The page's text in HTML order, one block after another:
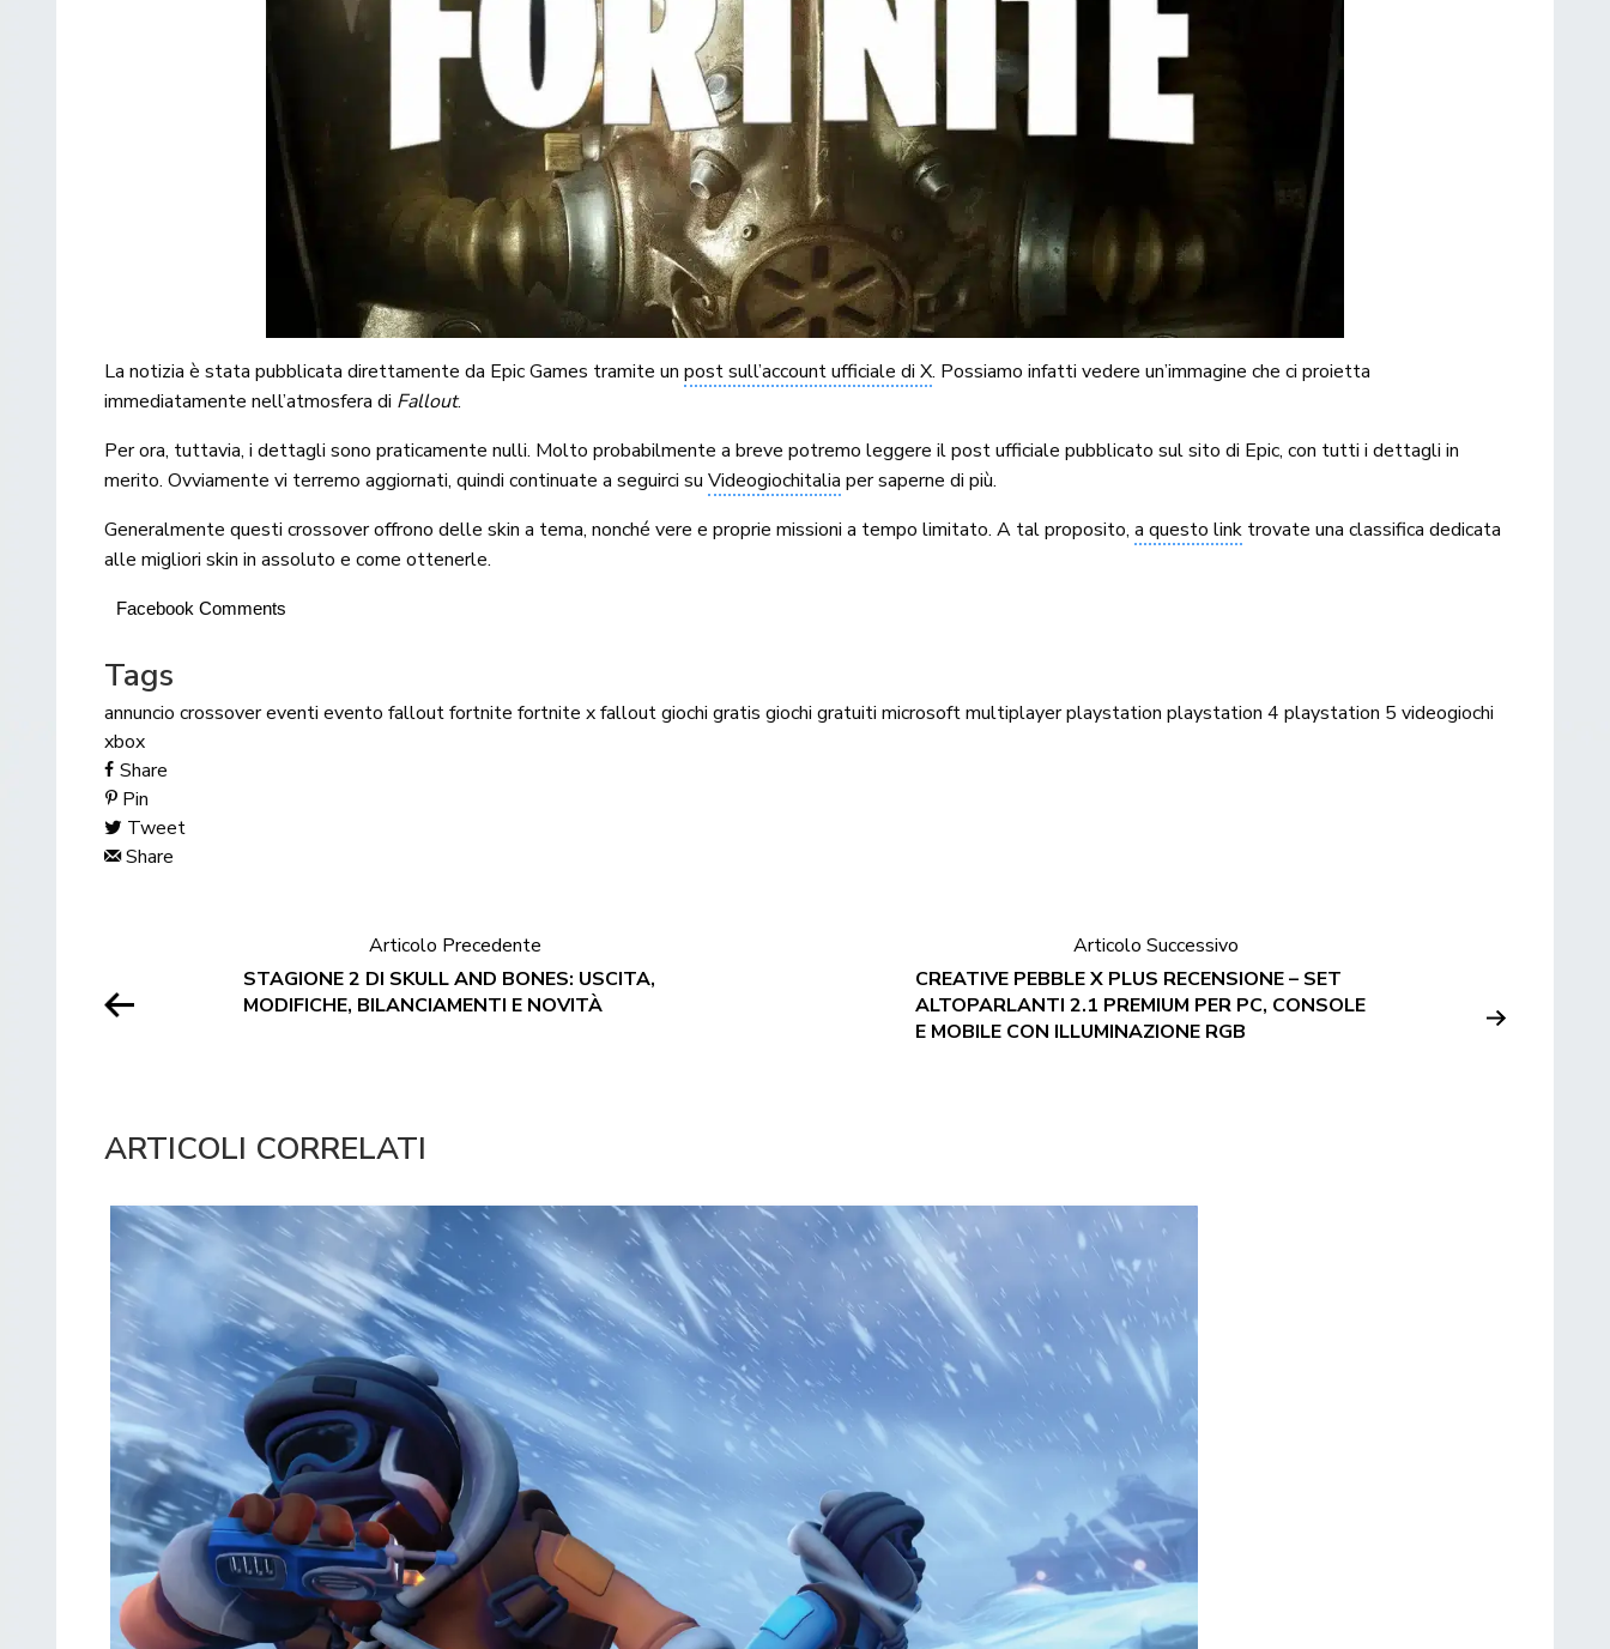
La notizia è stata pubblicata direttamente da Epic Games tramite unpost sull’account ufficiale di X. Possiamo infatti vedere un’immagine che ci proietta
immediatamente nell’atmosfera di Fallout.
Per ora, tuttavia, i dettagli sono praticamente nulli. Molto probabilmente a breve potremo leggere il post ufficiale pubblicato sul sito di Epic, con tutti i dettagli in
merito. Ovviamente vi terremo aggiornati, quindi continuate a seguirci suVideogiochitalia per saperne di più.
Generalmente questi crossover offrono delle skin a tema, nonché vere e proprie missioni a tempo limitato. A tal proposito,a questo link trovate una classifica dedicata
alle migliori skin in assoluto e come ottenerle.
Facebook Comments
Tags
annuncio crossovereventi evento falloutfortnite fortnite x falloutgiochi gratis giochi gratuiti microsoftmultiplayerplaystation playstation 4 playstation 5 videogiochi
xbox
Share
Pin
Tweet
Share
Articolo Precedente
STAGIONE 2 DI SKULL AND BONES: USCITA,
MODIFICHE, BILANCIAMENTI E NOVITÀ
Articolo Successivo
CREATIVE PEBBLE X PLUS RECENSIONE – SET
ALTOPARLANTI 2.1 PREMIUM PER PC, CONSOLE
E MOBILE CON ILLUMINAZIONE RGB
ARTICOLI CORRELATI